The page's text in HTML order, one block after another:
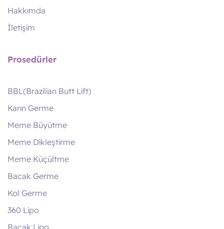
Hakkımda
İletişim
Prosedürler
BBL(Brazilian Butt Lift)
Karın Germe
Meme Büyütme
Meme Dikleştirme
Meme Küçültme
Bacak Germe
Kol Germe
360 Lipo
Bacak Lipo